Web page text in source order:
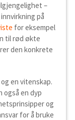
–
på
for eksempel
til rød økte
den konkrete
en vitenskap.
også en dyp
og
for å bruke